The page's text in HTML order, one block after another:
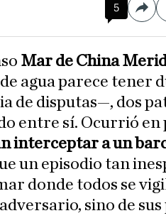
5
Mar de China
agua parece tener
de disputas—, dos
entre sí. Ocurrió en
interceptar a un
un episodio tan
donde todos se
sino de